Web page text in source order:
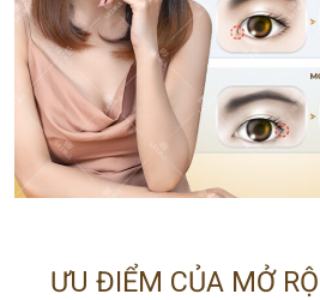
ƯU ĐIỂM CỦA MỞ